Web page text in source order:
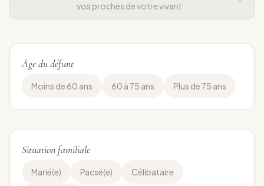
vos proches de votre vivant
Âge du défunt
Moins de 60 ans 60 à 75 ans Plus de 75 ans
Situation familiale
Marié(e) Pacsé(e) Célibataire